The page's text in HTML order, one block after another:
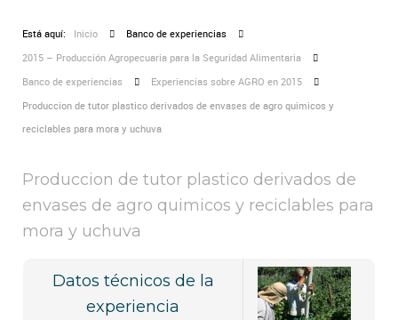
Está aquí: Inicio
Banco de experiencias
2015 – Producción Agropecuaria para la Seguridad Alimentaria
Banco de experiencias
Experiencias sobre AGRO en 2015
Produccion de tutor plastico derivados de envases de agro quimicos y
reciclables para mora y uchuva
Produccion de tutor plastico derivados de
envases de agro quimicos y reciclables para
mora y uchuva
Datos técnicos de la
experiencia